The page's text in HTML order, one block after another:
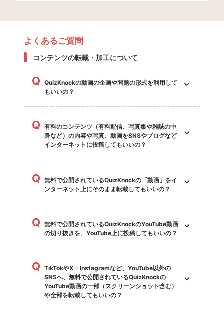
よくあるご質問
コンテンツの転載・加工について
Q QuizKnockの動画の企画や問題の形式を利用して
もいいの？
Q 有料のコンテンツ（有料配信、写真集や雑誌の中
身など）の内容や写真、動画をSNSやブログなど
インターネットに投稿してもいいの？
Q 無料で公開されているQuizKnockの「動画」をイ
ンターネット上にそのまま転載してもいいの？
Q 無料で公開されているQuizKnockのYouTube動画
の切り抜きを、YouTube上に投稿してもいいの？
Q TikTokやX・Instagramなど、YouTube以外の
SNSへ、無料で公開されているQuizKnockの
YouTube動画の一部（スクリーンショット含む）
や全部を転載してもいいの？